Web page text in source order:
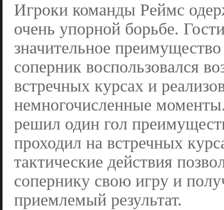
Игроки команды Реймс
очень упорной борьбе.
значительное
соперник воспользовался
встречных курсах и
немногочисленные
решил один гол
проходил на встречных
тактические действия
сопернику свою игру и
приемлемый результат.